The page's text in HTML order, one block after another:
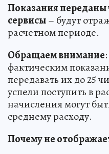
Показания переданы
сервисы– будут
расчетном периоде.
Обращаем внимание
фактическим
передавать их до 25
успели поступить в
начисления могут
среднему расходу.
Почему не